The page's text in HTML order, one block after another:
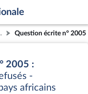
Question écrite n° 2005
2005 :
-
africains